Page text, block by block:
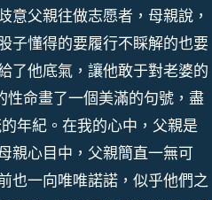
意父親往做志愿者，母親說，
子懂得的要履行不睬解的也要
了他底氣，讓他敢于對老婆的
性命畫了一個美滿的句號，盡
年紀。在我的心中，父親是
親心目中，父親簡直一無可
也一向唯唯諾諾，似乎他們之